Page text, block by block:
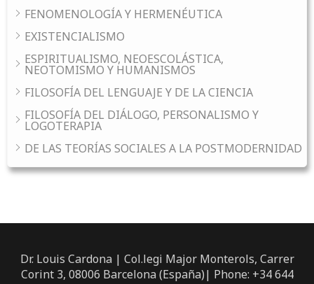
FENOMENOLOGÍA Y HERMENÉUTICA
EXISTENCIALISMO
ESPIRITUALISMO, NEOESCOLÁSTICA,
NEOTOMISMO Y HUMANISMOS
FILOSOFÍA DEL LENGUAJE Y DE LA CIENCIA
FILOSOFÍA DEL DIÁLOGO, PERSONALISMO Y
LOGOTERAPIA
DE LAS TEORÍAS SOCIALES A LA POSTMODERNIDAD
Dr. Louis Cardona | Col.legi Major Monterols, Carrer
Corint 3, 08006 Barcelona (España)| Phone: +34 644